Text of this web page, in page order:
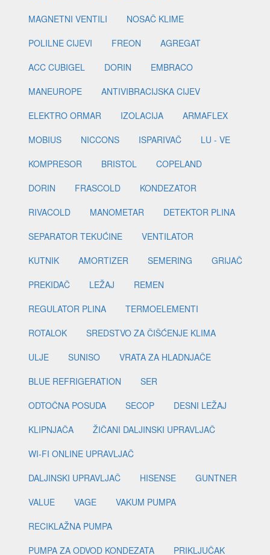
MAGNETNI VENTILI
NOSAČ KLIME
POLILNE CIJEVI
FREON
AGREGAT
ACC CUBIGEL
DORIN
EMBRACO
MANEUROPE
ANTIVIBRACIJSKA CIJEV
ELEKTRO ORMAR
IZOLACIJA
ARMAFLEX
MOBIUS
NICCONS ISPARIVAČ
LU - VE
KOMPRESOR
BRISTOL
COPELAND
DORIN
FRASCOLD
KONDEZATOR
RIVACOLD
MANOMETAR
DETEKTOR PLINA
SEPARATOR TEKUĆINE
VENTILATOR
KUTNIK
AMORTIZER SEMERING
GRIJAČ
PREKIDAČ
LEŽAJ
REMEN
REGULATOR PLINA
TERMOELEMENTI
ROTALOK
SREDSTVO ZA ČIŠĆENJE KLIMA
ULJE
SUNISO
VRATA ZA HLADNJAČE
BLUE REFRIGERATION
SER
ODTOČNA POSUDA
SECOP
DESNI LEŽAJ
KLIPNJAČA
ŽIČANI DALJINSKI UPRAVLJAČ
WI-FI ONLINE UPRAVLJAČ
DALJINSKI UPRAVLJAČ
HISENSE
GUNTNER
VALUE
VAGE
VAKUM PUMPA
RECIKLAŽNA PUMPA
PUMPA ZA ODVOD KONDEZATA
PRIKLJUČAK